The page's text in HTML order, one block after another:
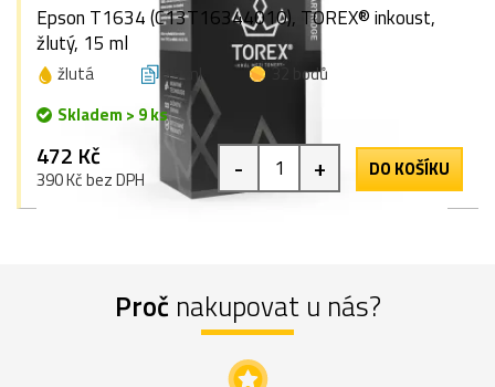
Epson T1634 (C13T16344010), TOREX® inkoust,
žlutý, 15 ml
žlutá 15 ml
32 bodů
Skladem > 9 ks
472 Kč
390 Kč bez DPH - + DO KOŠÍKU
Proč nakupovat u nás?